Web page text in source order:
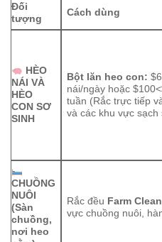
Đối
tượng
Cách dùng
HÈO
NÁI VÀ
HÈO
CON SƠ
SINH
Bột lăn heo con:
nái/ngày hoặc
tuần (Rắc trực tiếp
và các khu vực sạch
CHUỒNG
NUÔI
(Sàn
chuồng,
nơi heo
Rắc đều Farm Clean
vực chuồng nuôi,